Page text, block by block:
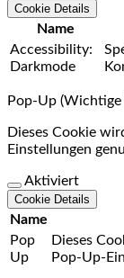
Cookie Details
Name
Accessibility:
Darkmode
Pop-Up
Dieses Cookie
Einstellungen
Aktiviert
Cookie Details
Name
Pop
Up
Dieses
Pop-Up-